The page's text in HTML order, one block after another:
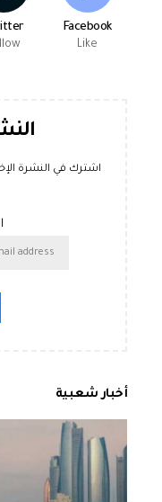
Facebook
Like
اشترك في النشرة
أخبار شعبية